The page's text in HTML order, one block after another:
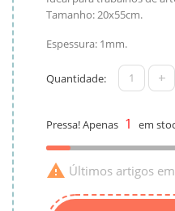
Tamanho: 20x55cm.
Espessura: 1mm.
Quantidade: +
Pressa! Apenas 1 em
 Últimos artigos